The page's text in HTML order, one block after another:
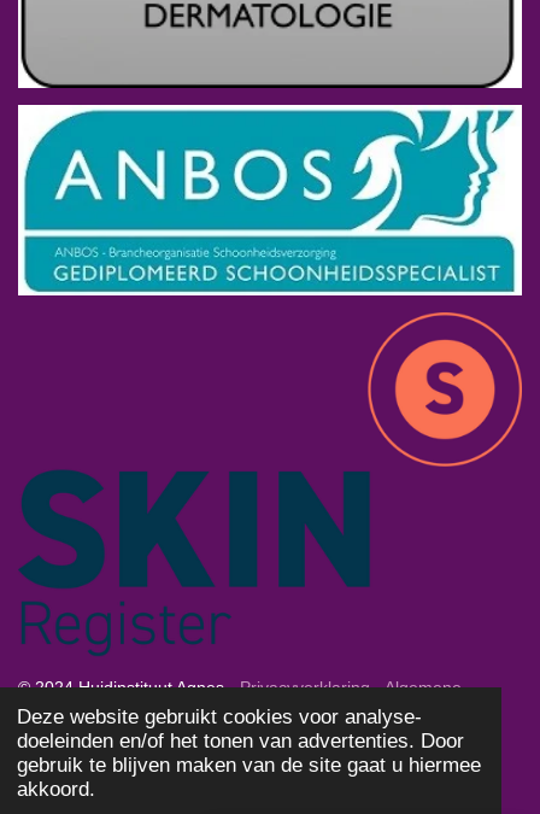
Deze website gebruikt cookies voor analyse-
doeleinden en/of het tonen van advertenties. Door
gebruik te blijven maken van de site gaat u hiermee
akkoord.
© 2024 Huidinstituut Agnes -Privacyverklaring-Algemene
Voorwaarden-Cookies
Powered byJouwWeb